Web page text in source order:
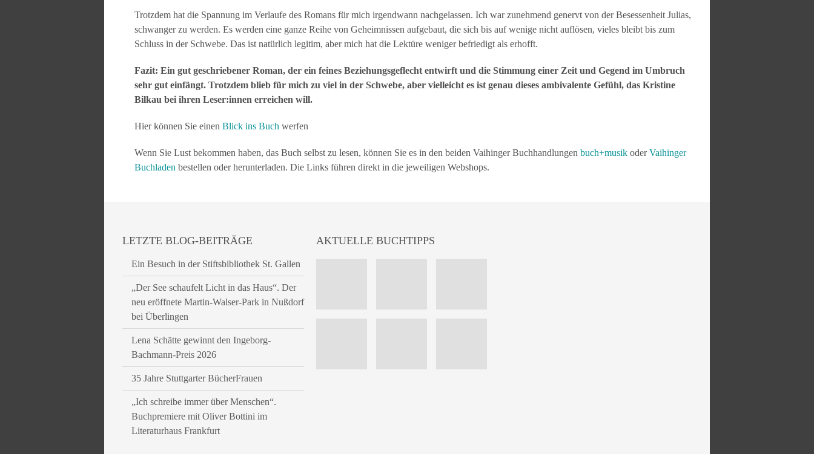
Trotzdem hat die Spannung im Verlaufe des Romans für mich irgendwann nachgelassen. Ich war zunehmend genervt von der Besessenheit Julias,
schwanger zu werden. Es werden eine ganze Reihe von Geheimnissen aufgebaut, die sich bis auf wenige nicht auflösen, vieles bleibt bis zum
Schluss in der Schwebe. Das ist natürlich legitim, aber mich hat die Lektüre weniger befriedigt als erhofft.
Fazit: Ein gut geschriebener Roman, der ein feines Beziehungsgeflecht entwirft und die Stimmung einer Zeit und Gegend im Umbruch
sehr gut einfängt. Trotzdem blieb für mich zu viel in der Schwebe, aber vielleicht es ist genau dieses ambivalente Gefühl, das Kristine
Bilkau bei ihren Leser:innen erreichen will.
Hier können Sie einen Blick ins Buch werfen
Wenn Sie Lust bekommen haben, das Buch selbst zu lesen, können Sie es in den beiden Vaihinger Buchhandlungen buch+musik oderVaihinger
Buchladen bestellen oder herunterladen. Die Links führen direkt in die jeweiligen Webshops.
LETZTE BLOG-BEITRÄGE
Ein Besuch in der Stiftsbibliothek St. Gallen
„Der See schaufelt Licht in das Haus“. Der
neu eröffnete Martin-Walser-Park in Nußdorf
bei Überlingen
Lena Schätte gewinnt den Ingeborg-
Bachmann-Preis 2026
35 Jahre Stuttgarter BücherFrauen
„Ich schreibe immer über Menschen“.
Buchpremiere mit Oliver Bottini im
Literaturhaus Frankfurt
AKTUELLE BUCHTIPPS